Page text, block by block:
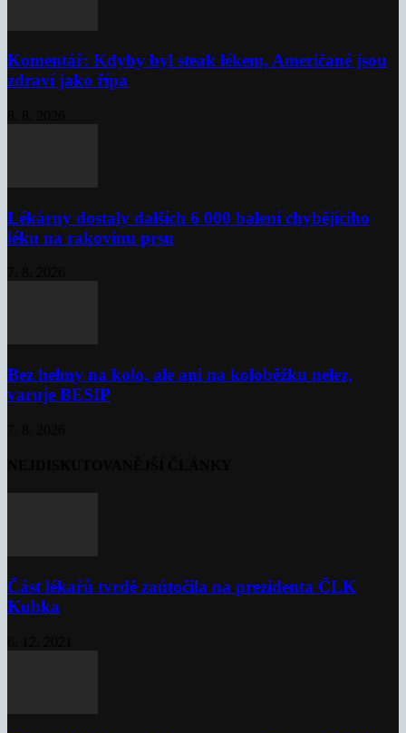
Komentář: Kdyby byl steak lékem, Američané jsou
zdraví jako řípa
Lékárny dostaly dalších 6 000 balení chybějícího
léku na rakovinu prsu
Bez helmy na kolo, ale ani na koloběžku nelez,
varuje BESIP
Část lékařů tvrdě zaútočila na prezidenta ČLK
Kubka